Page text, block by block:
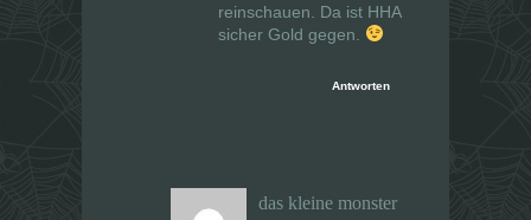
reinschauen. Da ist HHA
sicher Gold gegen.
Antworten
das kleine monster